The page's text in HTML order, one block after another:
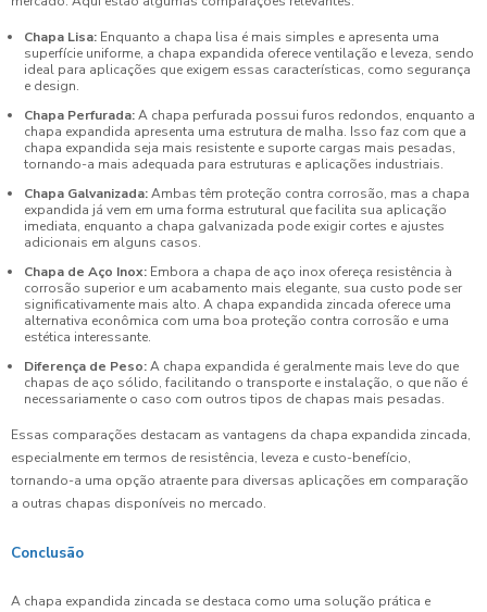
Chapa Lisa: Enquanto a chapa lisa é mais simples e apresenta uma
superfície uniforme, a chapa expandida oferece ventilação e leveza, sendo
ideal para aplicações que exigem essas características, como segurança
e design.
Chapa Perfurada:A chapa perfurada possui furos redondos, enquanto a
chapa expandida apresenta uma estrutura de malha. Isso faz com que a
chapa expandida seja mais resistente e suporte cargas mais pesadas,
tornando-a mais adequada para estruturas e aplicações industriais.
Chapa Galvanizada:Ambas têm proteção contra corrosão, mas a chapa
expandida já vem em uma forma estrutural que facilita sua aplicação
imediata, enquanto a chapa galvanizada pode exigir cortes e ajustes
adicionais em alguns casos.
Chapa de Aço Inox: Embora a chapa de aço inox ofereça resistência à
corrosão superior e um acabamento mais elegante, sua custo pode ser
significativamente mais alto. A chapa expandida zincada oferece uma
alternativa econômica com uma boa proteção contra corrosão e uma
estética interessante.
Diferença de Peso:A chapa expandida é geralmente mais leve do que
chapas de aço sólido, facilitando o transporte e instalação, o que não é
necessariamente o caso com outros tipos de chapas mais pesadas.
Essas comparações destacam as vantagens da chapa expandida zincada,
especialmente em termos de resistência, leveza e custo-benefício,
tornando-a uma opção atraente para diversas aplicações em comparação
a outras chapas disponíveis no mercado.
Conclusão
A chapa expandida zincada se destaca como uma solução prática e